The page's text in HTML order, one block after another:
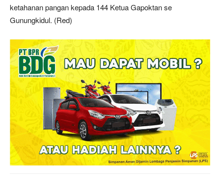
ketahanan pangan kepada 144 Ketua Gapoktan se
Gunungkidul. (Red)